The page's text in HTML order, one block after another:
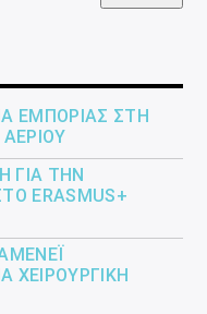
ΕΜΠΟΡΊΑΣ ΣΤΗ
ΓΙΑ ΤΗΝ
ERASMUS+
ΧΕΙΡΟΥΡΓΙΚΉ